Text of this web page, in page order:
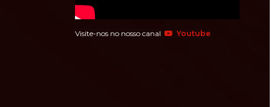
Visite-nos no nosso canal Youtube